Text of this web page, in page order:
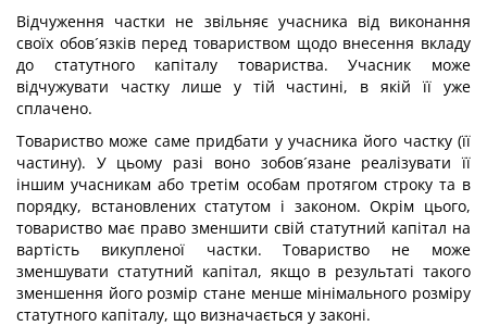
Відчуження частки не звільняє учасника від виконання
своїх обов´язків перед товариством щодо внесення вкладу
до статутного капіталу товариства. Учасник може
відчужувати частку лише у тій частині, в якій її уже
сплачено.
Товариство може саме придбати у учасника його частку (її
частину). У цьому разі воно зобов´язане реалізувати її
іншим учасникам або третім особам протягом строку та в
порядку, встановлених статутом і законом. Окрім цього,
товариство має право зменшити свій статутний капітал на
вартість викупленої частки. Товариство не може
зменшувати статутний капітал, якщо в результаті такого
зменшення його розмір стане менше мінімального розміру
статутного капіталу, що визначається у законі.